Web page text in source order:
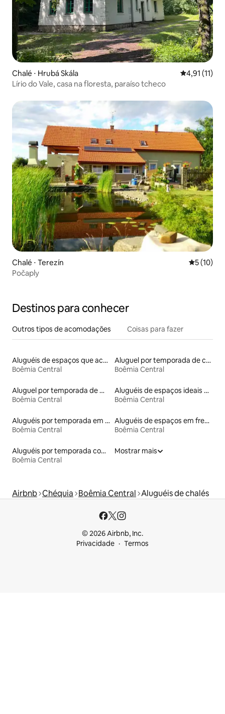
Chalé ⋅ Hrubá Skála 4,91 de uma
4,91 (11)
Lírio do Vale, casa na floresta, paraíso tcheco
Chalé ⋅ Terezín 5 de uma
5 (10)
Počaply
Destinos para conhecer
Outros tipos de acomodações Coisas para fazer
Aluguéis de espaços que aceitam animais de estimação
Boêmia Central
Aluguel por temporada de casas-barco
Boêmia Central
Aluguel por temporada de microcasas
Boêmia Central
Aluguéis de espaços ideais para famílias
Boêmia Central
Aluguéis por temporada em hotéis-fazenda
Boêmia Central
Aluguéis de espaços em frente à praia
Boêmia Central
Aluguéis por temporada com cama de altura acessível
Boêmia Central
Mostrar mais
Airbnb Chéquia Boêmia Central Aluguéis de chalés
© 2026 Airbnb, Inc.
Privacidade
Termos